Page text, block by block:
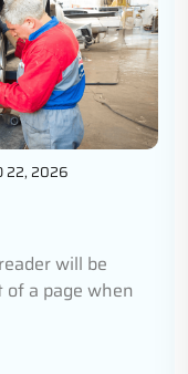
22, 2026
will be
a page when